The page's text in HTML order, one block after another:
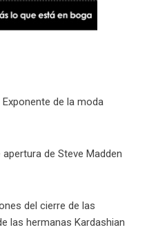
de la moda
de Steve Madden
del cierre de las
las hermanas Kardashian